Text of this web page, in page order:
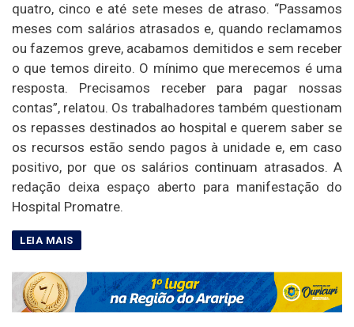
quatro, cinco e até sete meses de atraso. “Passamos
meses com salários atrasados e, quando reclamamos
ou fazemos greve, acabamos demitidos e sem receber
o que temos direito. O mínimo que merecemos é uma
resposta. Precisamos receber para pagar nossas
contas”, relatou. Os trabalhadores também questionam
os repasses destinados ao hospital e querem saber se
os recursos estão sendo pagos à unidade e, em caso
positivo, por que os salários continuam atrasados. A
redação deixa espaço aberto para manifestação do
Hospital Promatre.